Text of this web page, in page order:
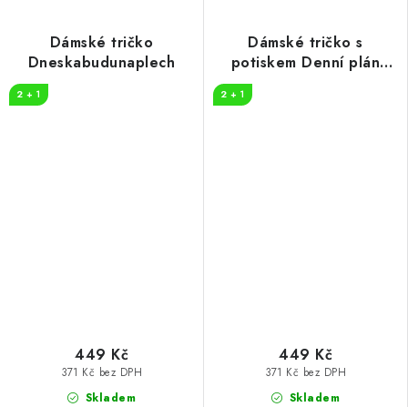
Dámské tričko
Dneskabudunaplech
2 + 1
Skladem
371 Kč bez DPH
449 Kč
Dámské tričko s
potiskem Denní plán
2 + 1
Skladem
371 Kč bez DPH
449 Kč